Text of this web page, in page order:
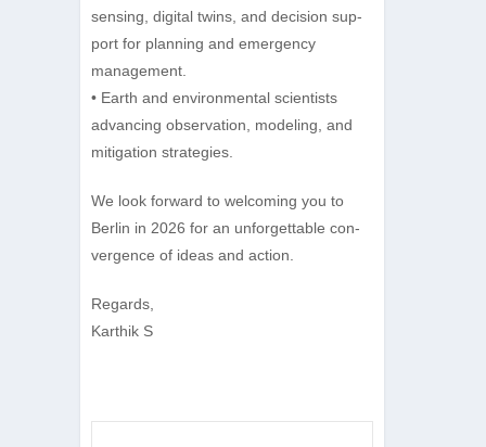
sens­ing, digi­tal twins, and decis­ion sup­
port for plan­ning and emer­gency
management.
• Earth and envi­ron­men­tal sci­en­tists
advan­cing obser­va­tion, mode­ling, and
miti­ga­tion strategies.
We look for­ward to wel­co­ming you to
Ber­lin in 2026 for an unfor­gettable con­
ver­gence of ideas and action.
Regards,
Kart­hik S